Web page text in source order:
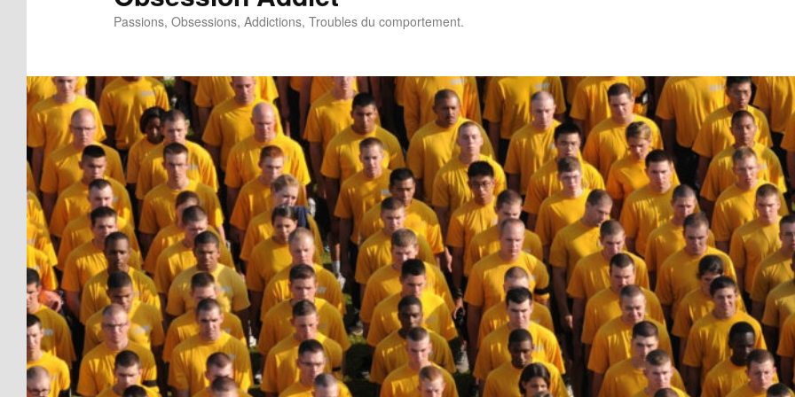
Passions, Obsessions, Addictions, Troubles du comportement.